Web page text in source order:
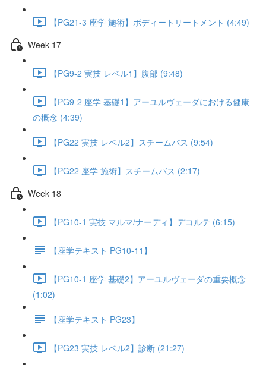
【PG21-3 座学 施術】ボディートリートメント (4:49)
Week 17
【PG9-2 実技 レベル1】腹部 (9:48)
【PG9-2 座学 基礎1】アーユルヴェーダにおける健康
の概念 (4:39)
【PG22 実技 レベル2】スチームバス (9:54)
【PG22 座学 施術】スチームバス (2:17)
Week 18
【PG10-1 実技 マルマ/ナーディ】デコルテ (6:15)
【座学テキスト PG10-11】
【PG10-1 座学 基礎2】アーユルヴェーダの重要概念
(1:02)
【座学テキスト PG23】
【PG23 実技 レベル2】診断 (21:27)